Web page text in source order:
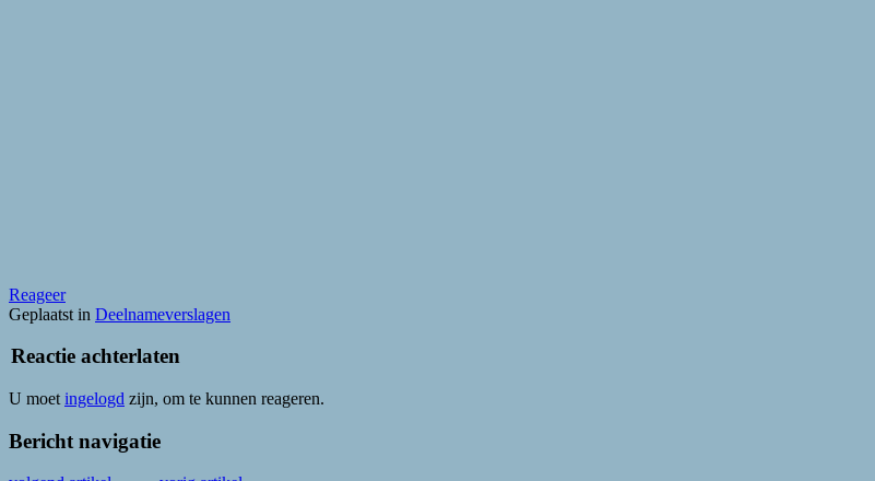
Reageer
Geplaatst in Deelnameverslagen
Reactie achterlaten
U moet ingelogd zijn, om te kunnen reageren.
Bericht navigatie